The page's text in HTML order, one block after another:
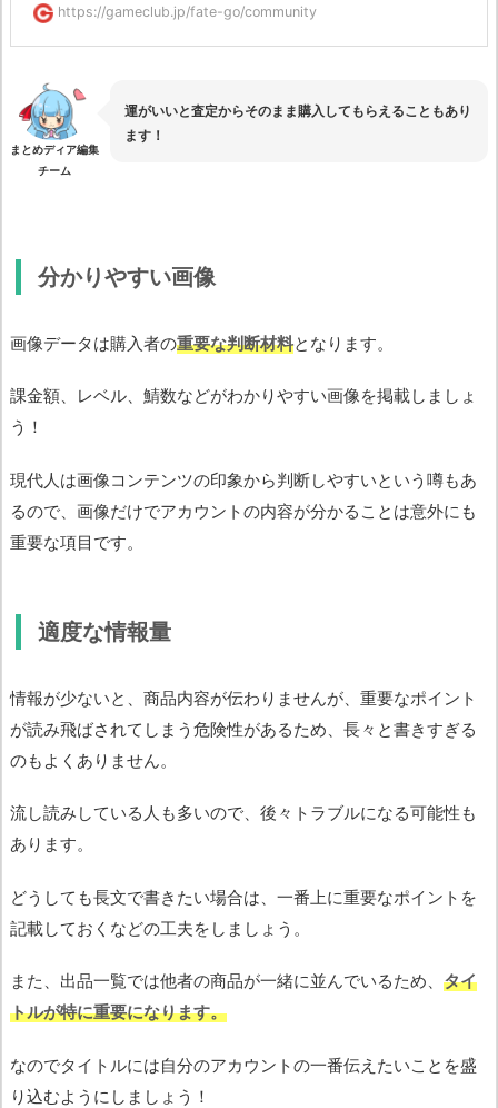
https://gameclub.jp/fate-go/community
まとめディア編集
チーム
運がいいと査定からそのまま購入してもらえることもあり
ます！
分かりやすい画像
画像データは購入者の重要な判断材料となります。
課金額、レベル、鯖数などがわかりやすい画像を掲載しましょ
う！
現代人は画像コンテンツの印象から判断しやすいという噂もあ
るので、画像だけでアカウントの内容が分かることは意外にも
重要な項目です。
適度な情報量
情報が少ないと、商品内容が伝わりませんが、重要なポイント
が読み飛ばされてしまう危険性があるため、長々と書きすぎる
のもよくありません。
流し読みしている人も多いので、後々トラブルになる可能性も
あります。
どうしても長文で書きたい場合は、一番上に重要なポイントを
記載しておくなどの工夫をしましょう。
また、出品一覧では他者の商品が一緒に並んでいるため、 タイ
トルが特に重要になります。
なのでタイトルには自分のアカウントの一番伝えたいことを盛
り込むようにしましょう！